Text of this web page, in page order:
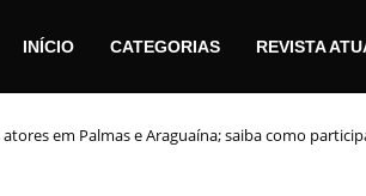
INÍCIO CATEGORIAS REVISTA
em Palmas e Araguaína; saiba como